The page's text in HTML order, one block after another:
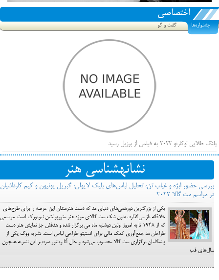
اختصاصی
جشنواره‌ها گفت و گو
پلنگ طلایی لوکارنو ۲۰۲۲ به فیلمی از برزیل رسید
فهرست فیلم‌های بخش مسابقه جشنواره فیلم ونیز ۲۰۲۲ مشخص شد، سهم پررنگ ایرانی‌ها
بیرون راندن فیلم‌های منتسب به حامیان کرملین از جشنواره کن، راه برای مستقل‌ها باز است
نشانه‎شناسی هنر
بررسی حضور ابژه و غیاب تن، تحلیل لباس‌های بلیک لایولی، گبریل یونیون و کیم کارداشیان
در مراسم مت گالا ۲۰۲۲
یکی از بزرگترین دورهمی‌های دنیای مد که دست هنرمندان این عرصه را برای طرح‌های
خلاقانه باز می‌گذارد، بدون شک مت گالای موزه هنر متروپولیتین نیویورک است. مراسمی
که از ۱۹۴۸ تا به امروز اولین دوشنبه ماه می برگزار شده و هدفش جز نمایش هنر دست
طراحان مد جمع‎‌آوری کمک مالی برای انستیتو طراحی لباس است. نشریه ووگ یکی از
پیشگامان برگزاری مت گالا محسوب می‌شود و حال آنا وینتور سردبیر این نشریه همچون
سال‌های قب